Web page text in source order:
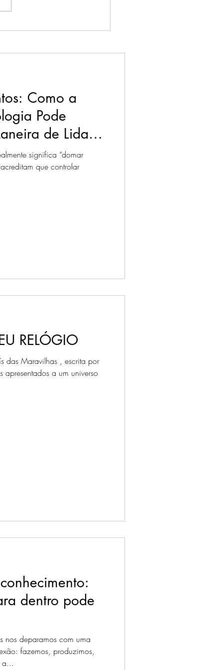
por que
Como a
Pode
de Lidar
significa “domar
que controlar
RELÓGIO
das Maravilhas , escrita por
a um universo
dentro pode
nos deparamos com uma
fazemos, produzimos,
a...